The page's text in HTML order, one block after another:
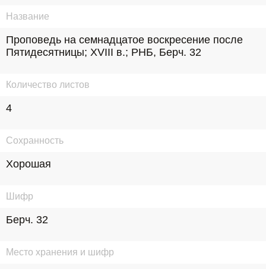
Название
Проповедь на семнадцатое воскресение после
Пятидесятницы; XVIII в.; РНБ, Берч. 32
Количество листов
4
Сохранность
Хорошая
Шифр
Берч. 32
Место хранения и шифр